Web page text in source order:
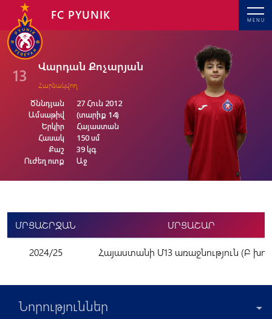
MENU
FC PYUNIK
13 Վարդան Քոչարյան
Հարձակվող
Ծննդյան
Ամսաթիվ
Երկիր
Հասակ
Քաշ
Ուժեղ ոտք
27 Հուն 2012
(տարիք 14)
Հայաստան
150 սմ
39 կգ
Աջ
ՄՐՑԱՇՐՋԱՆ ՄՐՑԱՇԱՐ
2024/25 Հայաստանի Մ13 առաջնություն (Բ
Նորություններ